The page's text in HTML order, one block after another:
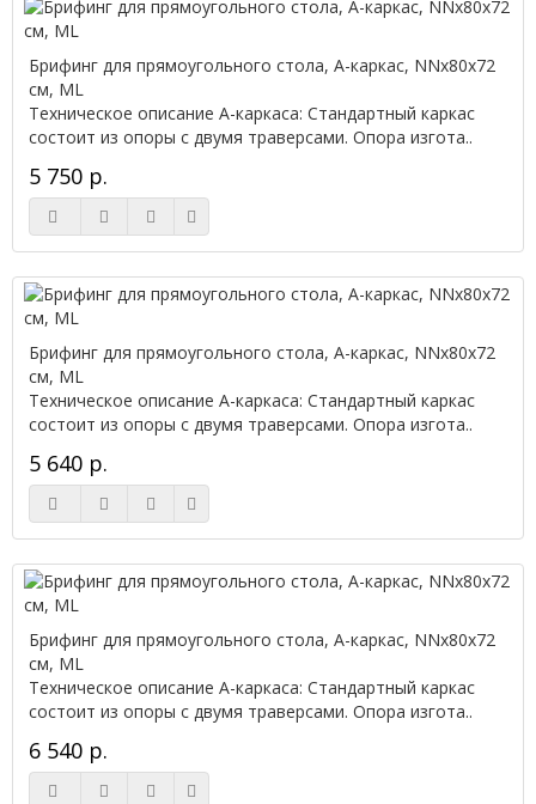
Брифинг для прямоугольного стола, А-каркас, NNx80х72
см, ML
Техническое описание А-каркаса: Стандартный каркас
состоит из опоры с двумя траверсами. Опора изгота..
5 750 р.
Брифинг для прямоугольного стола, А-каркас, NNx80х72
см, ML
Техническое описание А-каркаса: Стандартный каркас
состоит из опоры с двумя траверсами. Опора изгота..
5 640 р.
Брифинг для прямоугольного стола, А-каркас, NNx80х72
см, ML
Техническое описание А-каркаса: Стандартный каркас
состоит из опоры с двумя траверсами. Опора изгота..
6 540 р.